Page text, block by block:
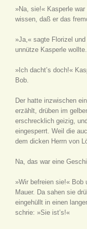
»Na, sie!« Kasperle
wissen, daß er das
»Ja,« sagte Florizel
unnütze Kasperle wollte.
»Ich dacht’s doch!«
Bob.
Der hatte inzwischen
erzählt, drüben im
erschrecklich geizig,
eingesperrt. Weil die
dem dicken Herrn von
Na, das war eine
»Wir befreien sie!« Bob
Mauer. Da sahen sie
eingehüllt in einen
schrie: »Sie ist’s!«